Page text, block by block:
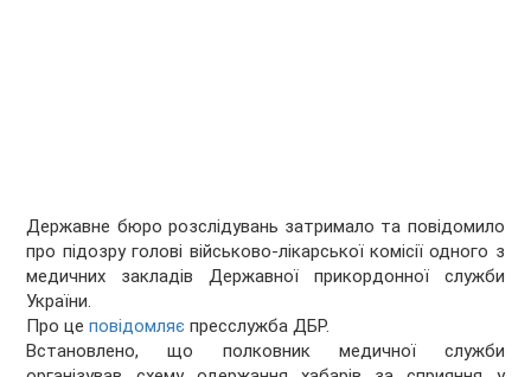
Державне бюро розслідувань затримало та повідомило
про підозру голові військово-лікарської комісії одного з
медичних закладів Державної прикордонної служби
України.
Про цеповідомляє пресслужба ДБР.
Встановлено, що полковник медичної служби